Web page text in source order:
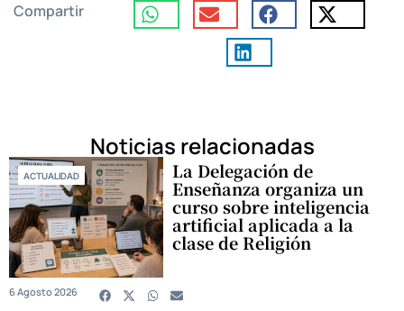
Compartir
Noticias relacionadas
ACTUALIDAD La Delegación de
Enseñanza organiza un
curso sobre inteligencia
artificial aplicada a la
clase de Religión
6 Agosto 2026